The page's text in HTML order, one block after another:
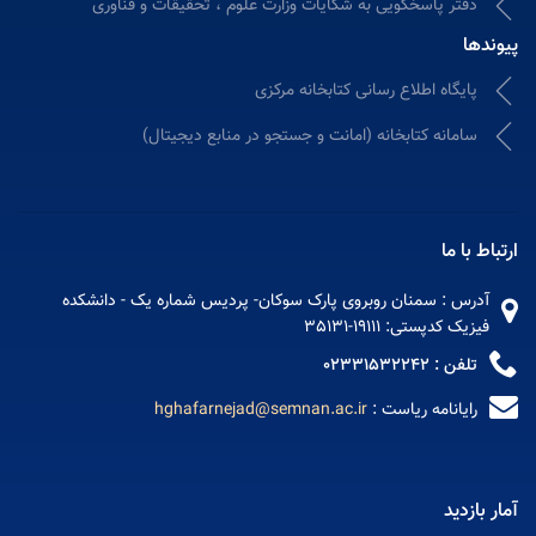
دفتر پاسخگویی به شکایات وزارت علوم ، تحقیقات و فناوری
پایگاه اطلاع رسانی کتابخانه مرکزی
سامانه کتابخانه (امانت و جستجو در منابع دیجیتال)
با ما
آدرس : سمنان روبروی پارک سوکان- پردیس شماره یک - دانشکده
فیزیک کدپستی: 19111-35131
تلفن : 02331532242
رایانامه ریاست :hghafarnejad@semnan.ac.ir
بازدید